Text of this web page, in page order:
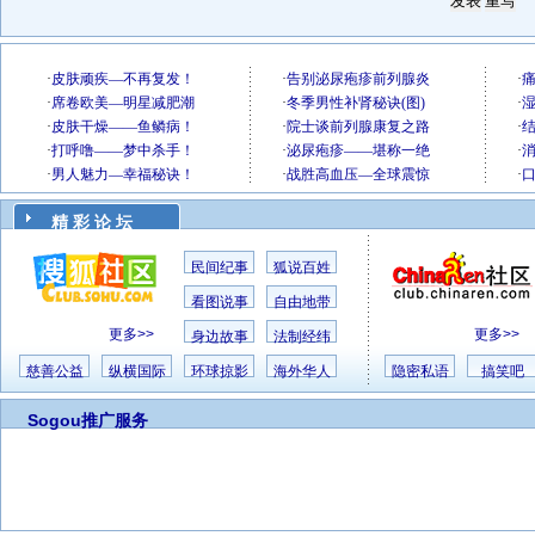
精 彩 论 坛
更多>>
民间纪事 狐说百姓
看图说事 自由地带
身边故事 法制经纬
慈善公益 纵横国际 环球掠影 海外华人
更多>>
隐密私语 搞笑吧
Sogou推广服务